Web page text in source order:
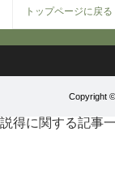
トップページに戻る
Copyright ©
説得に関する記事